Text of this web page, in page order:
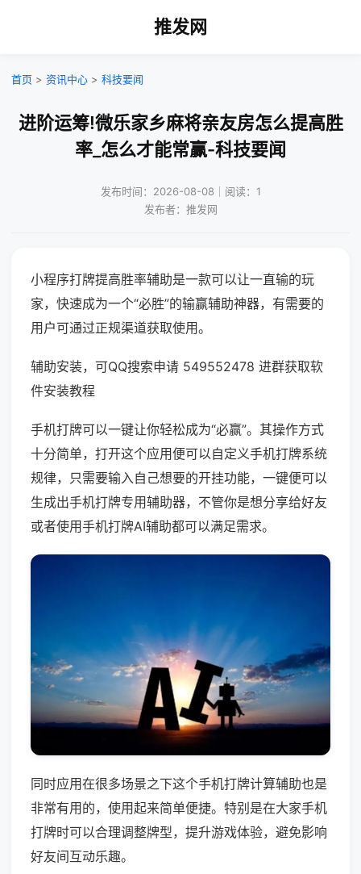
推发网
首页 > 资讯中心 > 科技要闻
进阶运筹!微乐家乡麻将亲友房怎么提高胜
率_怎么才能常赢-科技要闻
发布时间：2026-08-08｜阅读：1
发布者：推发网
小程序打牌提高胜率辅助是一款可以让一直输的玩
家，快速成为一个“必胜”的输赢辅助神器，有需要的
用户可通过正规渠道获取使用。
辅助安装，可QQ搜索申请 549552478 进群获取软
件安装教程
手机打牌可以一键让你轻松成为“必赢”。其操作方式
十分简单，打开这个应用便可以自定义手机打牌系统
规律，只需要输入自己想要的开挂功能，一键便可以
生成出手机打牌专用辅助器，不管你是想分享给好友
或者使用手机打牌AI辅助都可以满足需求。
同时应用在很多场景之下这个手机打牌计算辅助也是
非常有用的，使用起来简单便捷。特别是在大家手机
打牌时可以合理调整牌型，提升游戏体验，避免影响
好友间互动乐趣。